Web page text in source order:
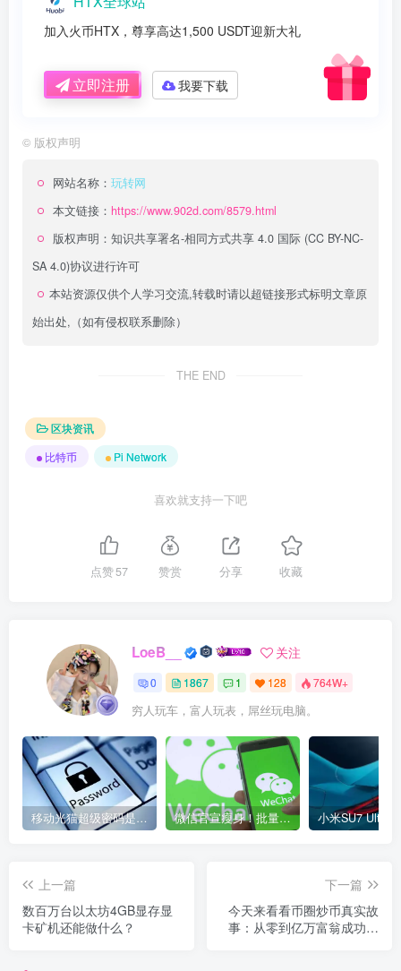
加入火币HTX，尊享高达1,500 USDT迎新大礼
立即注册 我要下载
© 版权声明
网站名称： 玩转网
本文链接： https://www.902d.com/8579.html
版权声明： 知识共享署名-相同方式共享 4.0 国际 (CC BY-NC-
SA 4.0)协议进行许可
本站资源仅供个人学习交流,转载时请以超链接形式标明文章原
始出处,（如有侵权联系删除）
THE END
区块资讯
比特币
Pi Network
喜欢就支持一下吧
点赞57 赞赏 分享 收藏
LoeB__ 关注
0 1867 1 128 764W+
穷人玩车，富人玩表，屌丝玩电脑。
移动光猫超级密码是多少？移动光猫超级管理员后台账号与密码 微信官宣瘦身！批量清理原图新功能来了 安卓、iOS均可使用
上一篇
数百万台以太坊4GB显存显
卡矿机还能做什么？
下一篇
今天来看看币圈炒币真实故
事：从零到亿万富翁成功的